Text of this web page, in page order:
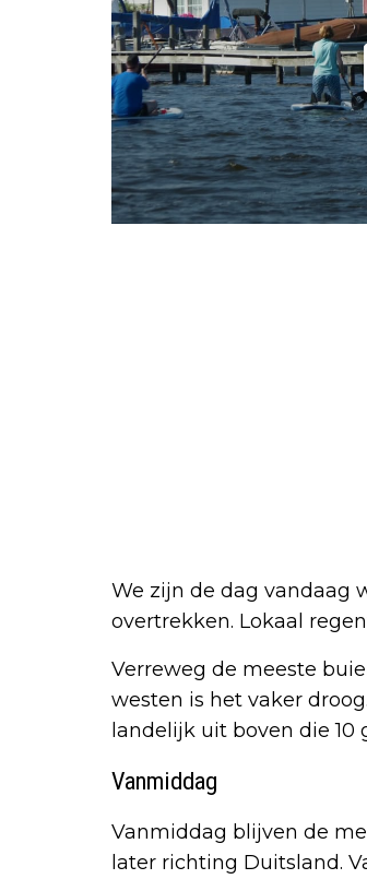
We zijn de dag vandaag
overtrekken. Lokaal
Verreweg de meeste
westen is het vaker
landelijk uit boven die 10
Vanmiddag
Vanmiddag blijven de
later richting Duitsland.